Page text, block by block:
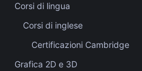
Corsi di lingua
Corsi di inglese
Certificazioni Cambridge
Grafica 2D e 3D